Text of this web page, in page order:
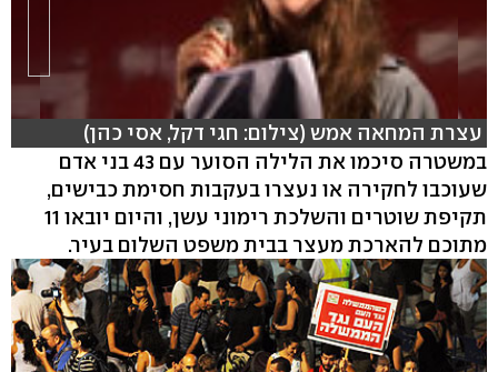
עצרת המחאה אמש (צילום: חגי דקל, אסי כהן)
במשטרה סיכמו את הלילה הסוער עם 43 בני אדם
שעוכבו לחקירה או נעצרו בעקבות חסימת כבישים,
תקיפת שוטרים והשלכת רימוני עשן, והיום יובאו 11
מתוכם להארכת מעצר בבית משפט השלום בעיר.